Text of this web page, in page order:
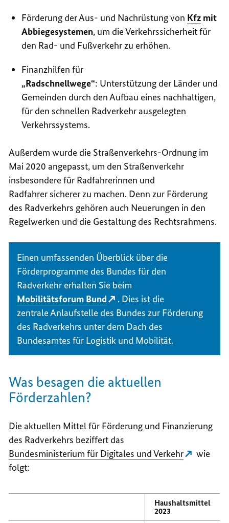
Förderung der Aus- und Nachrüstung von Kfz mit
Abbiegesystemen, um die Verkehrssicherheit für
den Rad- und Fußverkehr zu erhöhen.
Finanzhilfen für
„Radschnellwege“: Unterstützung der Länder und
Gemeinden durch den Aufbau eines nachhaltigen,
für den schnellen Radverkehr ausgelegten
Verkehrssystems.
Außerdem wurde die Straßenverkehrs-Ordnung im
Mai 2020 angepasst, um den Straßenverkehr
insbesondere für Radfahrerinnen und
Radfahrer sicherer zu machen. Denn zur Förderung
des Radverkehrs gehören auch Neuerungen in den
Regelwerken und die Gestaltung des Rechtsrahmens.
Einen umfassenden Überblick über die
Förderprogramme des Bundes für den
Radverkehr erhalten Sie beim
Mobilitätsforum Bund
. Dies ist die
zentrale Anlaufstelle des Bundes zur Förderung
des Radverkehrs unter dem Dach des
Bundesamtes für Logistik und Mobilität.
Was besagen die aktuellen
Förderzahlen?
Die aktuellen Mittel für Förderung und Finanzierung
des Radverkehrs beziffert das
Bundesministerium für Digitales und Verkehr
wie
folgt:
Haushaltsmittel
2023